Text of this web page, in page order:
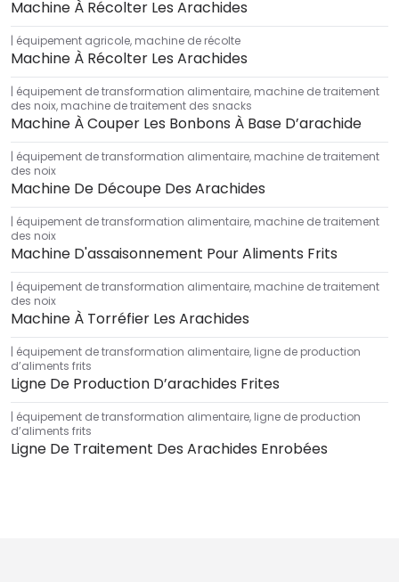
Machine À Récolter Les Arachides
équipement agricole, machine de récolte
Machine À Récolter Les Arachides
équipement de transformation alimentaire, machine de traitement
des noix, machine de traitement des snacks
Machine À Couper Les Bonbons À Base D’arachide
équipement de transformation alimentaire, machine de traitement
des noix
Machine De Découpe Des Arachides
équipement de transformation alimentaire, machine de traitement
des noix
Machine D'assaisonnement Pour Aliments Frits
équipement de transformation alimentaire, machine de traitement
des noix
Machine À Torréfier Les Arachides
équipement de transformation alimentaire, ligne de production
d’aliments frits
Ligne De Production D’arachides Frites
équipement de transformation alimentaire, ligne de production
d’aliments frits
Ligne De Traitement Des Arachides Enrobées